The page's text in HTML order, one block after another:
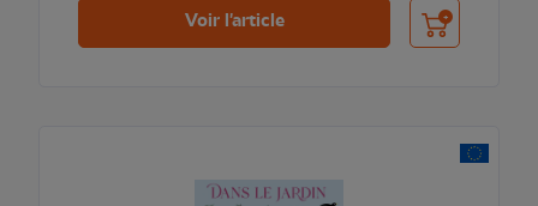
Voir l'article Ajouter au